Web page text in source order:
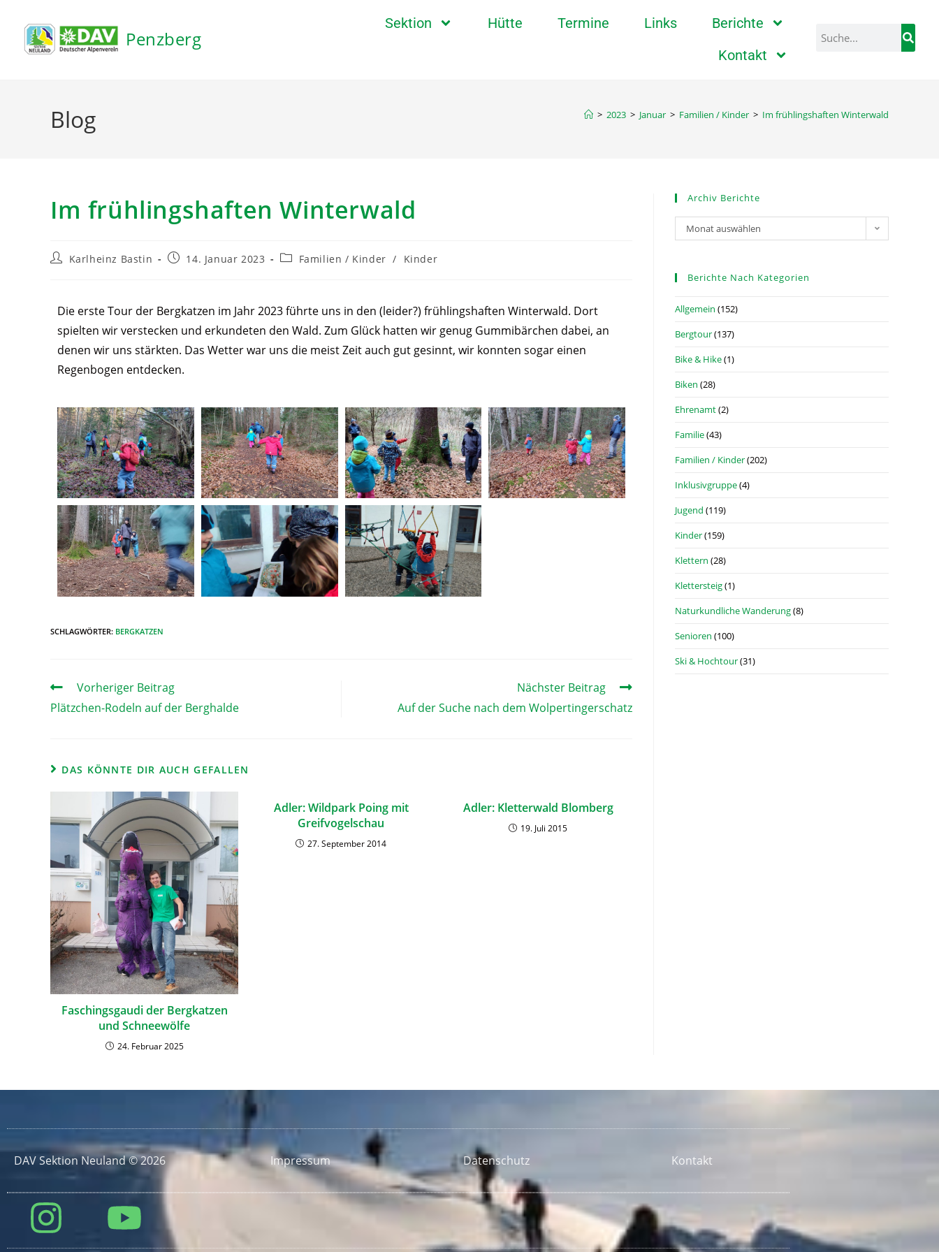
Penzberg
Sektion Hütte Termine Links
Berichte
Kontakt
Blog > 2023 > Januar > Familien / Kinder > Im frühlingshaften Winterwald
Im frühlingshaften Winterwald
Karlheinz Bastin 14. Januar 2023 Familien / Kinder / Kinder
Die erste Tour der Bergkatzen im Jahr 2023 führte uns in den (leider?) frühlingshaften Winterwald. Dort
spielten wir verstecken und erkundeten den Wald. Zum Glück hatten wir genug Gummibärchen dabei, an
denen wir uns stärkten. Das Wetter war uns die meist Zeit auch gut gesinnt, wir konnten sogar einen
Regenbogen entdecken.
SCHLAGWÖRTER: BERGKATZEN
Vorheriger Beitrag
Plätzchen-Rodeln auf der Berghalde
Nächster Beitrag
Auf der Suche nach dem Wolpertingerschatz
DAS KÖNNTE DIR AUCH GEFALLEN
Faschingsgaudi der Bergkatzen
und Schneewölfe
24. Februar 2025
Adler: Wildpark Poing mit
Greifvogelschau
27. September 2014
Adler: Kletterwald Blomberg
19. Juli 2015
Archiv Berichte
Monat auswählen
Berichte Nach Kategorien
Allgemein (152)
Bergtour(137)
Bike & Hike(1)
Biken (28)
Ehrenamt(2)
Familie(43)
Familien / Kinder(202)
Inklusivgruppe(4)
Jugend (119)
Kinder(159)
Klettern (28)
Klettersteig(1)
Naturkundliche Wanderung(8)
Senioren (100)
Ski & Hochtour(31)
DAV Sektion Neuland © 2026 Impressum Datenschutz Kontakt